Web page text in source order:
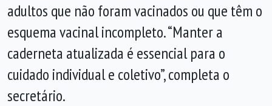
adultos que não foram vacinados ou que têm o
esquema vacinal incompleto. “Manter a
caderneta atualizada é essencial para o
cuidado individual e coletivo”, completa o
secretário.